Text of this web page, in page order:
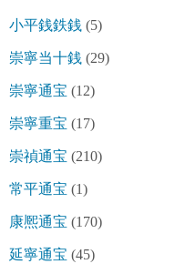
小平銭鉄銭 (5)
崇寧当十銭 (29)
崇寧通宝 (12)
崇寧重宝 (17)
崇禎通宝 (210)
常平通宝 (1)
康熈通宝 (170)
延寧通宝 (45)